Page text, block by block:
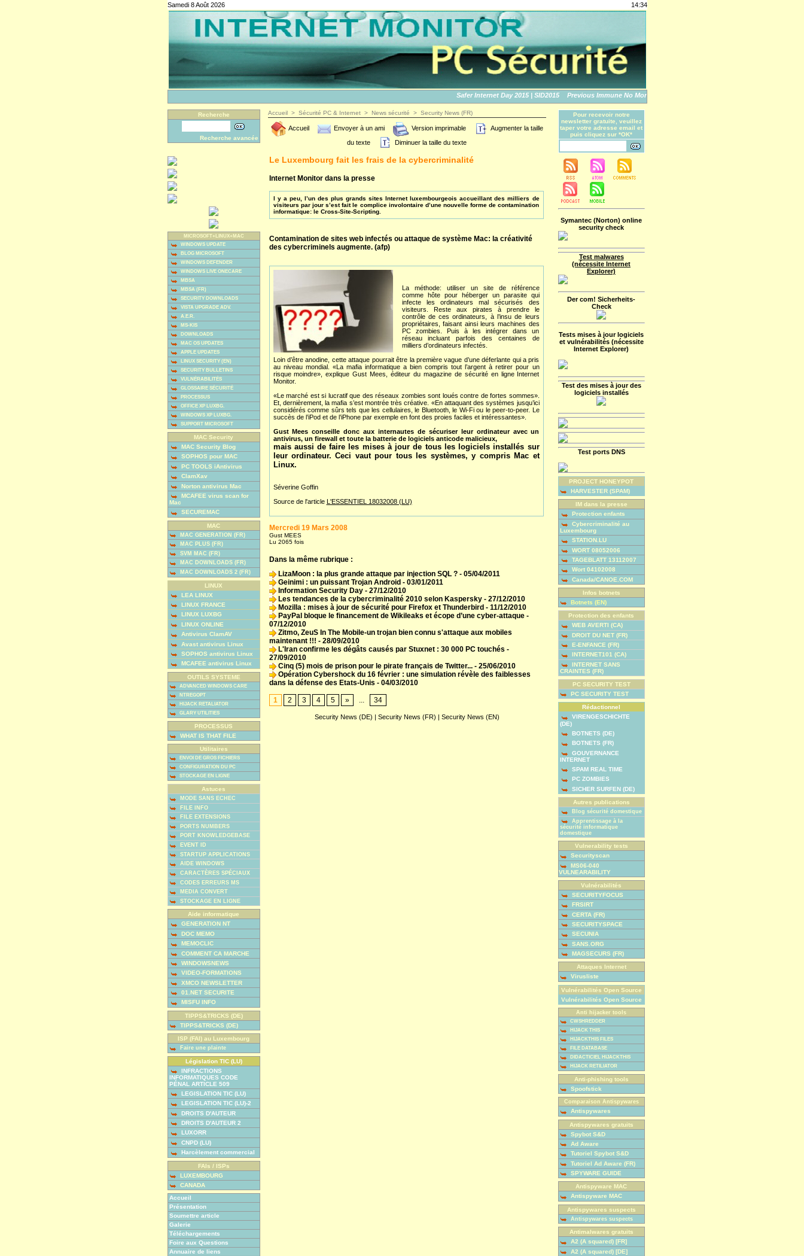
Samedi 8 Août 2026 14:34
Safer Internet Day 2015 | SID2015 Previous Immune No More: An Apple Story
Recherche
Recherche avancée
MICROSOFT+LINUX+MAC
WINDOWS UPDATE
BLOG MICROSOFT
WINDOWS DEFENDER
WINDOWS LIVE ONECARE
MBSA
MBSA (FR)
SECURITY DOWNLOADS
VISTA UPGRADE ADV.
A.E.R.
MS-KIS
DOWNLOADS
MAC OS UPDATES
APPLE UPDATES
LINUX SECURITY (EN)
SECURITY BULLETINS
VULNÉRABILITÉS
GLOSSAIRE SÉCURITÉ
PROCESSUS
OFFICE XP LUXBG.
WINDOWS XP LUXBG.
SUPPORT MICROSOFT
MAC Security
MAC Security Blog
SOPHOS pour MAC
PC TOOLS iAntivirus
ClamXav
Norton antivirus Mac
MCAFEE virus scan for
Mac
SECUREMAC
MAC
MAC GENERATION (FR)
MAC PLUS (FR)
SVM MAC (FR)
MAC DOWNLOADS (FR)
MAC DOWNLOADS 2 (FR)
LINUX
LEA LINUX
LINUX FRANCE
LINUX LUXBG
LINUX ONLINE
Antivirus ClamAV
Avast antivirus Linux
SOPHOS antivirus Linux
MCAFEE antivirus Linux
OUTILS SYSTEME
ADVANCED WINDOWS CARE
NTREGOPT
HIJACK RETALIATOR
GLARY UTILITIES
PROCESSUS
WHAT IS THAT FILE
Utilitaires
ENVOI DE GROS FICHIERS
CONFIGURATION DU PC
STOCKAGE EN LIGNE
Astuces
MODE SANS ECHEC
FILE INFO
FILE EXTENSIONS
PORTS NUMBERS
PORT KNOWLEDGEBASE
EVENT ID
STARTUP APPLICATIONS
AIDE WINDOWS
CARACTÈRES SPÉCIAUX
CODES ERREURS MS
MEDIA CONVERT
STOCKAGE EN LIGNE
Aide informatique
GENERATION NT
DOC MEMO
MEMOCLIC
COMMENT CA MARCHE
WINDOWSNEWS
VIDEO-FORMATIONS
XMCO NEWSLETTER
01.NET SECURITE
MISFU INFO
TIPPS&TRICKS (DE)
TIPPS&TRICKS (DE)
ISP (FAI) au Luxembourg
Faire une plainte
Législation TIC (LU)
INFRACTIONS
INFORMATIQUES CODE
PÉNAL ARTICLE 509
LEGISLATION TIC (LU)
LEGISLATION TIC (LU)-2
DROITS D'AUTEUR
DROITS D'AUTEUR 2
LUXORR
CNPD (LU)
Harcèlement commercial
FAIs / ISPs
LUXEMBOURG
CANADA
Accueil
Présentation
Soumettre article
Galerie
Téléchargements
Foire aux Questions
Annuaire de liens
Accueil > Sécurité PC & Internet > News sécurité > Security News (FR)
Accueil Envoyer à un ami Version imprimable
Augmenter la taille
du texte
Diminuer la taille du texte
Le Luxembourg fait les frais de la cybercriminalité
Internet Monitor dans la presse
l y a peu, l’un des plus grands sites Internet luxembourgeois accueillant des milliers de
visiteurs par jour s’est fait le complice involontaire d’une nouvelle forme de contamination
informatique: le Cross-Site-Scripting.
Contamination de sites web infectés ou attaque de système Mac: la créativité
des cybercriminels augmente. (afp)
La méthode: utiliser un site de référence
comme hôte pour héberger un parasite qui
infecte les ordinateurs mal sécurisés des
visiteurs. Reste aux pirates à prendre le
contrôle de ces ordinateurs, à l’insu de leurs
propriétaires, faisant ainsi leurs machines des
PC zombies. Puis à les intégrer dans un
réseau incluant parfois des centaines de
milliers d’ordinateurs infectés.
Loin d’être anodine, cette attaque pourrait être la première vague d’une déferlante qui a pris
au niveau mondial. «La mafia informatique a bien compris tout l’argent à retirer pour un
risque moindre», explique Gust Mees, éditeur du magazine de sécurité en ligne Internet
Monitor.
«Le marché est si lucratif que des réseaux zombies sont loués contre de fortes sommes».
Et, dernièrement, la mafia s’est montrée très créative. «En attaquant des systèmes jusqu’ici
considérés comme sûrs tels que les cellulaires, le Bluetooth, le Wi-Fi ou le peer-to-peer. Le
succès de l’iPod et de l’iPhone par exemple en font des proies faciles et intéressantes».
Gust Mees conseille donc aux internautes de sécuriser leur ordinateur avec un
antivirus, un firewall et toute la batterie de logiciels anticode malicieux,
mais aussi de faire les mises à jour de tous les logiciels installés sur
leur ordinateur. Ceci vaut pour tous les systèmes, y compris Mac et
Linux.
Séverine Goffin
Source de l'article L'ESSENTIEL 18032008 (LU)
Mercredi 19 Mars 2008
Gust MEES
Lu 2065 fois
Dans la même rubrique :
LizaMoon : la plus grande attaque par injection SQL ? - 05/04/2011
Geinimi : un puissant Trojan Android - 03/01/2011
Information Security Day - 27/12/2010
Les tendances de la cybercriminalité 2010 selon Kaspersky - 27/12/2010
Mozilla : mises à jour de sécurité pour Firefox et Thunderbird - 11/12/2010
PayPal bloque le financement de Wikileaks et écope d’une cyber-attaque -
07/12/2010
Zitmo, ZeuS In The Mobile-un trojan bien connu s'attaque aux mobiles
maintenant !!! - 28/09/2010
L'Iran confirme les dégâts causés par Stuxnet : 30 000 PC touchés -
27/09/2010
Cinq (5) mois de prison pour le pirate français de Twitter... - 25/06/2010
Opération Cybershock du 16 février : une simulation révèle des faiblesses
dans la défense des Etats-Unis - 04/03/2010
1 2 3 4 5 » ... 34
Security News (DE) | Security News (FR) | Security News (EN)
Pour recevoir notre
newsletter gratuite, veuillez
taper votre adresse email et
puis cliquez sur *OK*
Symantec (Norton) online
security check
Test malwares
(nécessite Internet
Explorer)
Der com! Sicherheits-
Check
Tests mises à jour logiciels
et vulnérabilités (nécessite
Internet Explorer)
Test des mises à jour des
logiciels installés
Test ports DNS
PROJECT HONEYPOT
HARVESTER (SPAM)
IM dans la presse
Protection enfants
Cybercriminalité au
Luxembourg
STATION.LU
WORT 08052006
TAGEBLATT 13112007
Wort 04102008
Canada/CANOE.COM
Infos botnets
Botnets (EN)
Protection des enfants
WEB AVERTI (CA)
DROIT DU NET (FR)
E-ENFANCE (FR)
INTERNET101 (CA)
INTERNET SANS
CRAINTES (FR)
PC SECURITY TEST
PC SECURITY TEST
Rédactionnel
VIRENGESCHICHTE
(DE)
BOTNETS (DE)
BOTNETS (FR)
GOUVERNANCE
INTERNET
SPAM REAL TIME
PC ZOMBIES
SICHER SURFEN (DE)
Autres publications
Blog sécurité domestique
Apprentissage à la
sécurité informatique
domestique
Vulnerability tests
Securityscan
MS06-040
VULNEARABILITY
Vulnérabilités
SECURITYFOCUS
FRSIRT
CERTA (FR)
SECURITYSPACE
SECUNIA
SANS.ORG
MAGSECURS (FR)
Attaques Internet
Virusliste
Vulnérabilités Open Source
Vulnérabilités Open Source
Anti hijacker tools
CWSHREDDER
HIJACK THIS
HIJACKTHIS FILES
FILE DATABASE
DIDACTICIEL HIJACKTHIS
HIJACK RETILIATOR
Anti-phishing tools
Spoofstick
Comparaison Antispywares
Antispywares
Antispywares gratuits
Spybot S&D
Ad Aware
Tutoriel Spybot S&D
Tutoriel Ad Aware (FR)
SPYWARE GUIDE
Antispyware MAC
Antispyware MAC
Antispywares suspects
Antispywares suspects
Antimalwares gratuits
A2 (A squared) [FR]
A2 (A squared) [DE]